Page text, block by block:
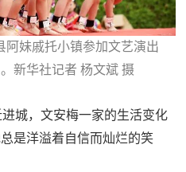
阿妹戚托小镇参加文艺演出
新华社记者 杨文斌 摄
城，文安梅一家的生活变化
是洋溢着自信而灿烂的笑